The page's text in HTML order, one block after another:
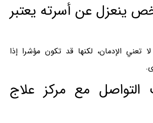
ينعزل عن أسرته يعتبر
تعني الإدمان، لكنها قد تكون مؤشرا إذا
مع مركز علاج